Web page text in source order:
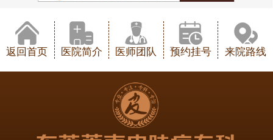
返回首页 医院简介 医师团队 预约挂号 来院路线